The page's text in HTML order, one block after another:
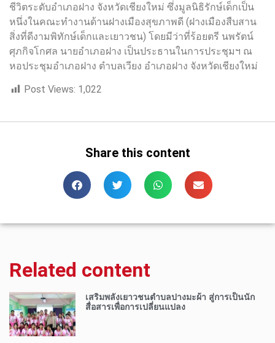
ชีวิตระดับอำเภอฝาง จังหวัดเชียงใหม่ ซึ่งมูลนิธิรักษ์เด็กเป็น
หนึ่งในคณะทำงานด้านฝางเมืองสุขภาพดี (ฝางเมืองสืบสาน
สิ่งที่ดีงามพิทักษ์เด็กและเยาวชน) โดยมีว่าที่ร้อยตรี นพรัตน์
ศุภกิจโกศล นายอำเภอฝาง เป็นประธานในการประชุมฯ ณ
หอประชุมอำเภอฝาง ตำบลเวียง อำเภอฝาง จังหวัดเชียงใหม่
Post Views: 1,022
Share this content
Related content
เสริมพลังเยาวชนตำบลปางมะผ้า สู่การเป็นนัก
สื่อสารเพื่อการเปลี่ยนแปลง